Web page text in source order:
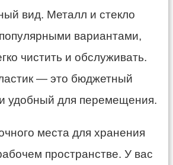
вид. Металл и стекло
вариантами,
чистить и обслуживать.
— это бюджетный
и удобный для перемещения.
места для хранения
пространстве. У вас